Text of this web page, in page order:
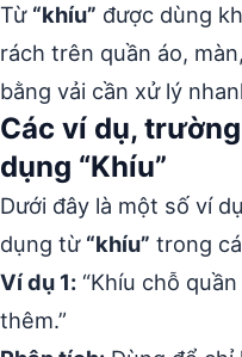
Từ “khíu” được dùng
rách trên quần áo,
bằng vải cần xử lý
Các ví dụ,
dụng “Khíu”
Dưới đây là một số ví
dụng từ “khíu” trong
Ví dụ 1: “Khíu chỗ
thêm.”